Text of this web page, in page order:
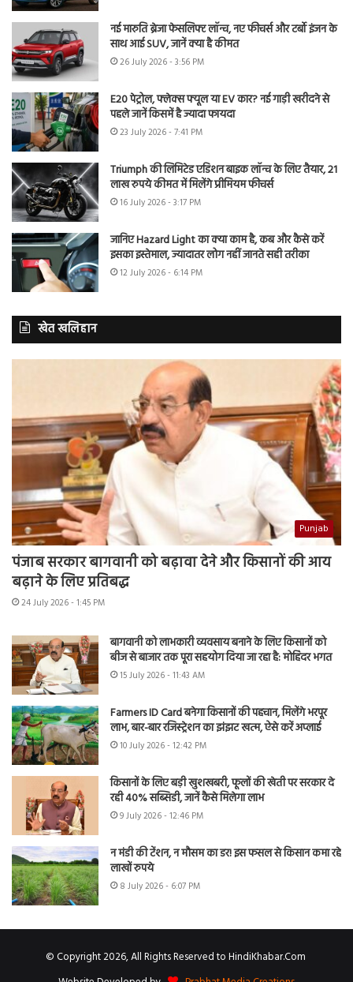
नई मारुति ब्रेजा फेसलिफ्ट लॉन्च, नए फीचर्स और टर्बो इंजन के
साथ आई SUV, जानें क्या है कीमत
26 July 2026 - 3:56 PM
E20 पेट्रोल, फ्लेक्स फ्यूल या EV कार? नई गाड़ी खरीदने से
पहले जानें किसमें है ज्यादा फायदा
23 July 2026 - 7:41 PM
Triumph की लिमिटेड एडिशन बाइक लॉन्च के लिए तैयार, 21
लाख रुपये कीमत में मिलेंगे प्रीमियम फीचर्स
16 July 2026 - 3:17 PM
जानिए Hazard Light का क्या काम है, कब और कैसे करें
इसका इस्तेमाल, ज्यादातर लोग नहीं जानते सही तरीका
12 July 2026 - 6:14 PM
खेत खलिहान
Punjab
पंजाब सरकार बागवानी को बढ़ावा देने और किसानों की आय
बढ़ाने के लिए प्रतिबद्ध
24 July 2026 - 1:45 PM
बागवानी को लाभकारी व्यवसाय बनाने के लिए किसानों को
बीज से बाजार तक पूरा सहयोग दिया जा रहा है: मोहिंदर भगत
15 July 2026 - 11:43 AM
Farmers ID Card बनेगा किसानों की पहचान, मिलेंगे भरपूर
लाभ, बार-बार रजिस्ट्रेशन का झंझट खत्म, ऐसे करें अप्लाई
10 July 2026 - 12:42 PM
किसानों के लिए बड़ी खुशखबरी, फूलों की खेती पर सरकार दे
रही 40% सब्सिडी, जानें कैसे मिलेगा लाभ
9 July 2026 - 12:46 PM
न मंडी की टेंशन, न मौसम का डर! इस फसल से किसान कमा रहे
लाखों रुपये
8 July 2026 - 6:07 PM
© Copyright 2026, All Rights Reserved to HindiKhabar.Com